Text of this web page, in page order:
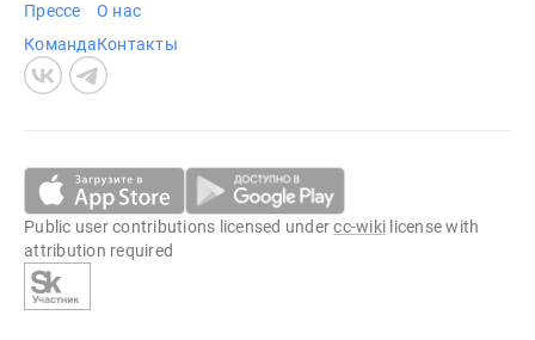
Прессе
Команда
О нас
Контакты
Public user contributions licensed undercc-wiki license with
attribution required